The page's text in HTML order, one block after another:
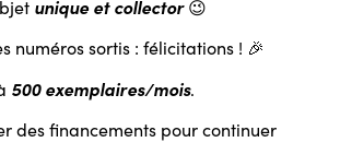
unique et collector😉
numéros sortis : félicitations ! 🎉
500 exemplaires/mois.
des financements pour continuer